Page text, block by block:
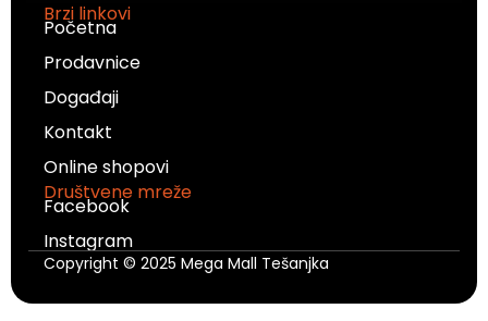
Brzi linkovi
Početna
Prodavnice
Događaji
Kontakt
Online shopovi
Društvene mreže
Facebook
Instagram
Copyright © 2025 Mega Mall Tešanjka